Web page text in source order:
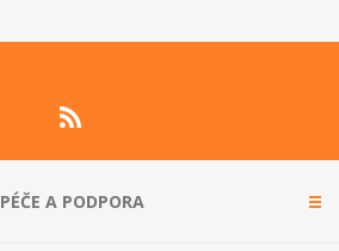
PÉČE A PODPORA